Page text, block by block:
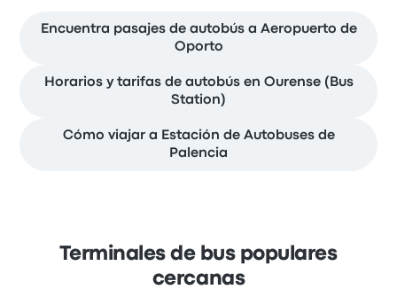
Encuentra pasajes de autobús a Aeropuerto de
Oporto
Horarios y tarifas de autobús en Ourense (Bus
Station)
Cómo viajar a Estación de Autobuses de
Palencia
Terminales de bus populares
cercanas